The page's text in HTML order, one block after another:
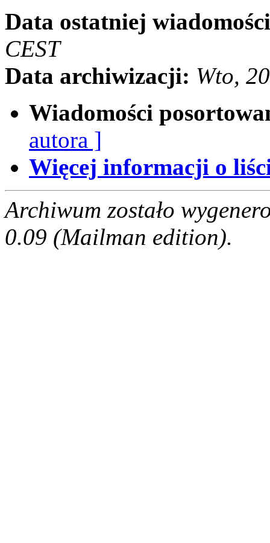
Data ostatniej
CEST
Data archiwizacji: Wto,
Wiadomości
autora ]
Więcej informacji o
Archiwum zostało
0.09 (Mailman edition).